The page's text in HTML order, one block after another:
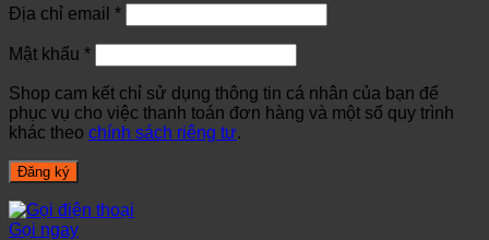
Địa chỉ email *
Mật khẩu *
Shop cam kết chỉ sử dụng thông tin cá nhân của bạn để
phục vụ cho việc thanh toán đơn hàng và một số quy trình
khác theo chính sách riêng tư.
Đăng ký
Gọi ngay